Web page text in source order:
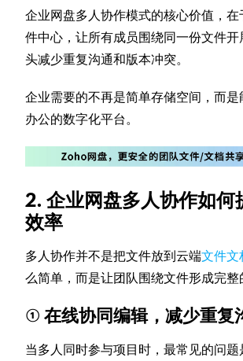
企业网盘多人协作模式的核心价值，在
件中心，让所有成员围绕同一份文件
头减少重复沟通和版本冲突。
企业需要的不再是简单存储空间，而是
办公的数字化平台。
2. 企业网盘多人协作如何
效率
多人协作并不是把文件放到云端文件文
么简单，而是让团队围绕文件形成完整
① 在线协同编辑，减少重复
当多人同时参与项目时，最常见的问题